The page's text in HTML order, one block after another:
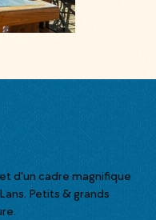
d'un cadre magnifique
Petits & grands